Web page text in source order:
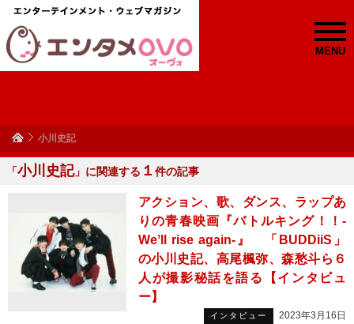
MENU
小川史記
「小川史記」に関連する １ 件の記事
アクション、歌、ダンス、ラップあ
りの青春映画『バトルキング！！-
Weʼll rise again-』 「BUDDiiS」
の小川史記、高尾楓弥、森愁斗ら６
人が撮影秘話を語る【インタビュ
ー】
インタビュー 2023年3月16日